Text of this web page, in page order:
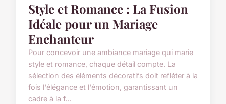
Style et Romance : La Fusion
Idéale pour un Mariage
Enchanteur
Pour concevoir une ambiance mariage qui marie
style et romance, chaque détail compte. La
sélection des éléments décoratifs doit refléter à la
fois l'élégance et l'émotion, garantissant un
cadre à la f...